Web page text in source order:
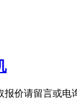
价请留言或